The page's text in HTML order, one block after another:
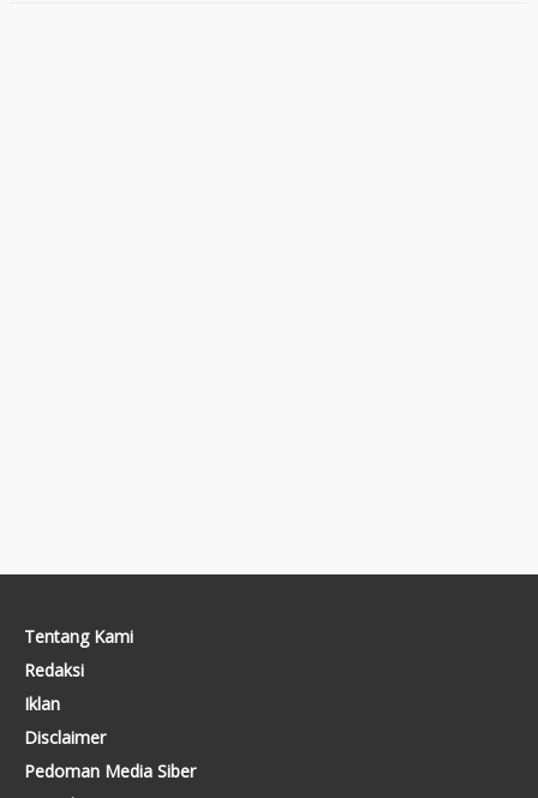
Tentang Kami
Redaksi
Iklan
Disclaimer
Pedoman Media Siber